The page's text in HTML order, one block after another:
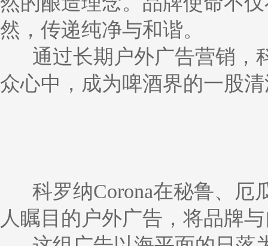
然，传递纯净与和谐。
通过长期户外广告营销，
众心中，成为啤酒界的一股
科罗纳Corona在秘鲁、
人瞩目的户外广告，将品牌